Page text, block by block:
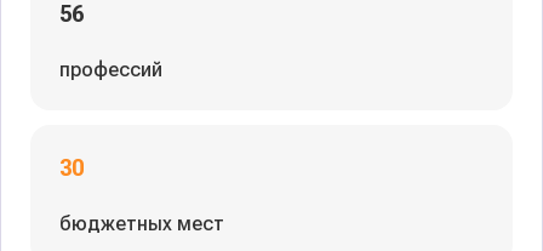
56
профессий
30
бюджетных мест